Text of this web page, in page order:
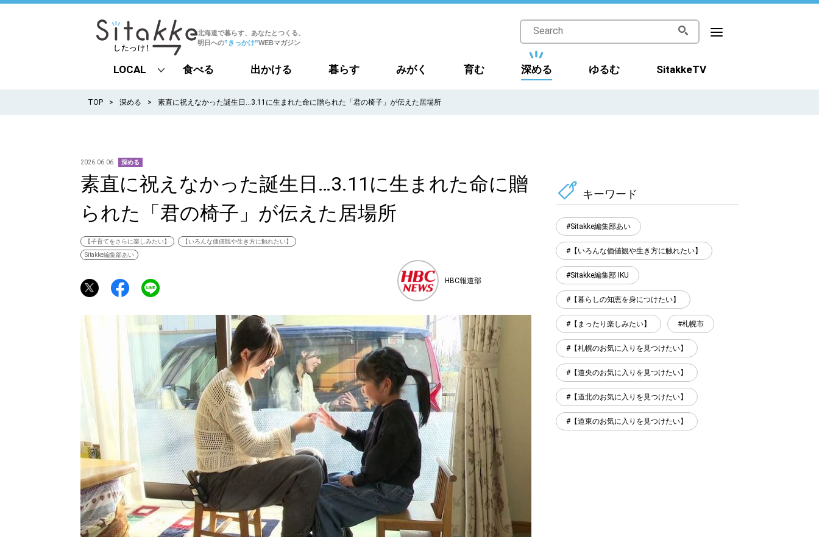
北海道で暮らす、あなたとつくる、
明日への”きっかけ”WEBマガジン
LOCAL
all
道北
道南
道東
道央
食べる 出かける 暮らす みがく 育む 深める ゆるむ SitakkeTV
TOP 深める 素直に祝えなかった誕生日…3.11に生まれた命に贈られた「君の椅子」が伝えた居場所
2026.06.06 深める
素直に祝えなかった誕生日…3.11に生まれた命に贈
られた「君の椅子」が伝えた居場所
【子育てをさらに楽しみたい】
【いろんな価値観や生き方に触れたい】
Sitakke編集部あい
HBC報道部
キーワード
Sitakke編集部あい
【いろんな価値観や生き方に触れたい】
Sitakke編集部 IKU
【暮らしの知恵を身につけたい】
【まったり楽しみたい】 札幌市
【札幌のお気に入りを見つけたい】
【道央のお気に入りを見つけたい】
【道北のお気に入りを見つけたい】
【道東のお気に入りを見つけたい】